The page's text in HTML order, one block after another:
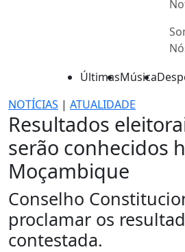
ÚltimasMúsica
NOTÍCIAS | ATUALIDADE
Resultados
serão conhecidos
Moçambique
Conselho
proclamar os
contestada.